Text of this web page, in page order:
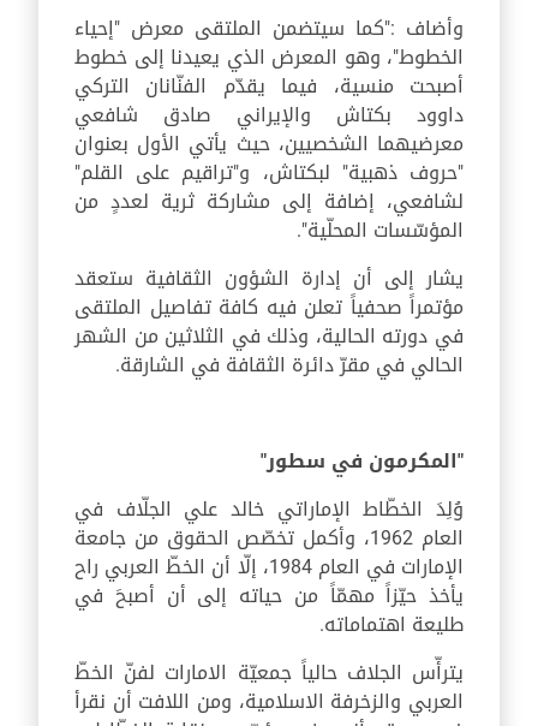
وأضاف :"كما سيتضمن الملتقى معرض "إحياء
الخطوط"، وهو المعرض الذي يعيدنا إلى خطوط
أصبحت منسية، فيما يقدّم الفنّانان التركي
داوود بكتاش والإيراني صادق شافعي
معرضيهما الشخصيين، حيث يأتي الأول بعنوان
"حروف ذهبية" لبكتاش، و"تراقيم على القلم"
لشافعي، إضافة إلى مشاركة ثرية لعددٍ من
المؤسّسات المحلّية".
يشار إلى أن إدارة الشؤون الثقافية ستعقد
مؤتمراً صحفياً تعلن فيه كافة تفاصيل الملتقى
في دورته الحالية، وذلك في الثلاثين من الشهر
الحالي في مقرّ دائرة الثقافة في الشارقة.
"المكرمون في سطور"
وُلِدَ الخطّاط الإماراتي خالد علي الجلّاف في
العام 1962، وأكمل تخصّص الحقوق من جامعة
الإمارات في العام 1984، إلّا أن الخطّ العربي راح
يأخذ حيّزاً مهمّاً من حياته إلى أن أصبحَ في
طليعة اهتماماته.
يترأّس الجلاف حالياً جمعيّة الامارات لفنّ الخطّ
العربي والزخرفة الاسلامية، ومن اللافت أن نقرأ